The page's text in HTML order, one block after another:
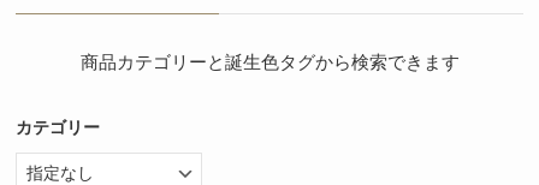
商品カテゴリーと誕生色タグから検索できます
カテゴリー